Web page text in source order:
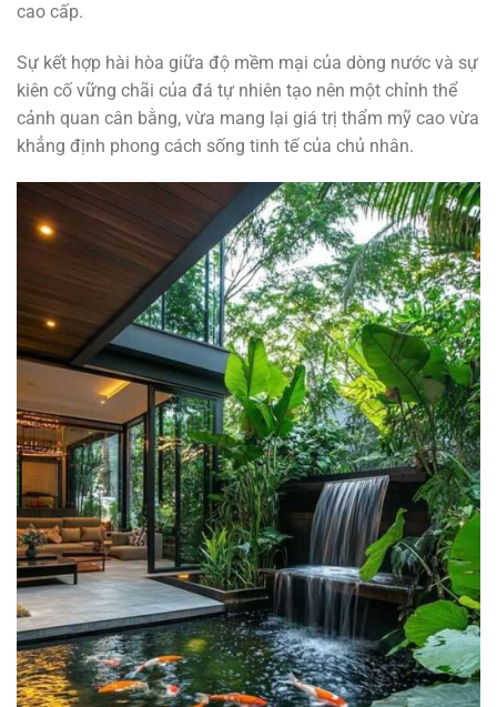
cao cấp.
Sự kết hợp hài hòa giữa độ mềm mại của dòng nước và sự
kiên cố vững chãi của đá tự nhiên tạo nên một chỉnh thể
cảnh quan cân bằng, vừa mang lại giá trị thẩm mỹ cao vừa
khẳng định phong cách sống tinh tế của chủ nhân.